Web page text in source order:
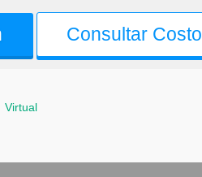
Consultar Costo
Virtual